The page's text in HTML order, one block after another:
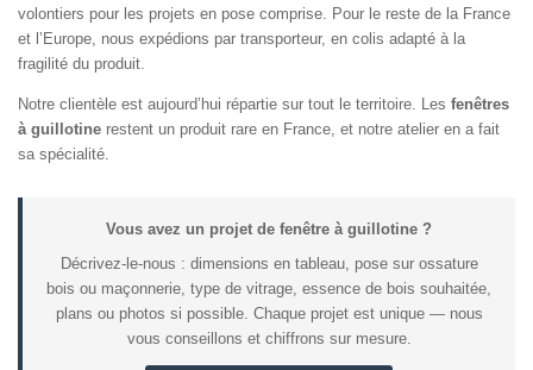
volontiers pour les projets en pose comprise. Pour le reste de la France
et l’Europe, nous expédions par transporteur, en colis adapté à la
fragilité du produit.
Notre clientèle est aujourd’hui répartie sur tout le territoire. Les fenêtres
à guillotine restent un produit rare en France, et notre atelier en a fait
sa spécialité.
Vous avez un projet de fenêtre à guillotine ?
Décrivez-le-nous : dimensions en tableau, pose sur ossature
bois ou maçonnerie, type de vitrage, essence de bois souhaitée,
plans ou photos si possible. Chaque projet est unique — nous
vous conseillons et chiffrons sur mesure.